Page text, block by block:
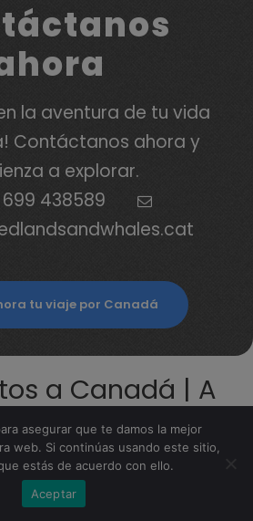
la aventura de tu vida
Contáctanos ahora y
a explorar.
438589
tu viaje por Canadá
a Canadá | A
Organizados
en español
asegurar que te damos la mejor
web. Si continúas usando este sitio,
estás de acuerdo con ello.
Aceptar